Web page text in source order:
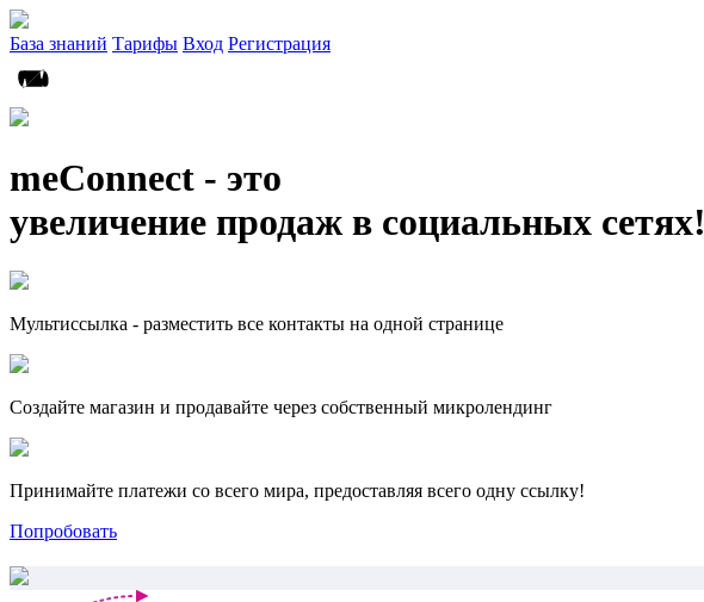
База знаний Тарифы Вход Регистрация
meConnect - это
увеличение продаж в социальных сетях!
Мультиссылка - разместить все контакты на одной странице
Создайте магазин и продавайте через собственный микролендинг
Принимайте платежи со всего мира, предоставляя всего одну ссылку!
Попробовать